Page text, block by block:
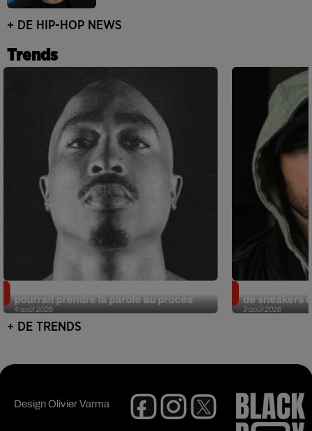
+ DE HIP-HOP NEWS
Trends
4 août 2026
pourrait prendre la parole au procès
3 août 2026
de sneakers
+ DE TRENDS
DesignOlivier Varma